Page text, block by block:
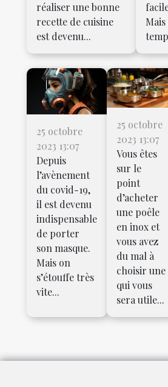
réaliser une bonne
recette de cuisine
est devenu...
25 octobre
2023 13:07
Depuis
l’avènement
du covid-19,
il est devenu
indispensable
de porter
son masque.
Mais on
s’étouffe très
vite...
25 octobre
2023 13:07
Vous êtes
sur le
point
d’acheter
une poêle
en inox et
vous avez
du mal à
choisir une
qui vous
sera utile...